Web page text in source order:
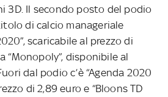
3D. Il secondo posto del podio
di calcio manageriale
scaricabile al prezzo di
“Monopoly”, disponibile al
dal podio c’è “Agenda 2020
di 2,89 euro e “Bloons TD